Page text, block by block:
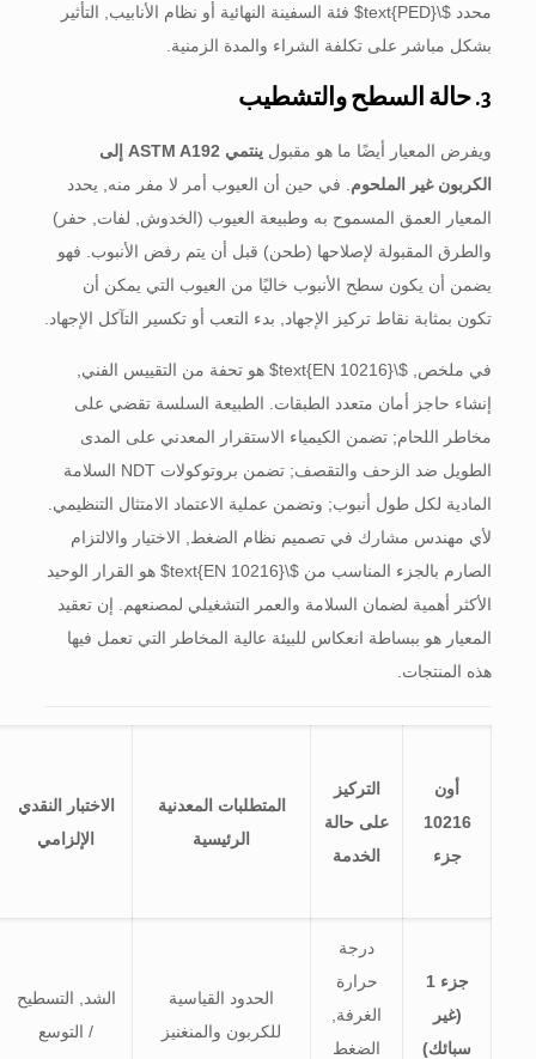
محدد $\text{PED}$
فئة السفينة النهائية أو نظام الأنابيب, التأثير
بشكل مباشر على تكلفة الشراء والمدة الزمنية.
3. حالة السطح والتشطيب
ويفرض المعيار أيضًا ما هو مقبول
ينتمي ASTM A192 إلى
الكربون غير الملحوم . في حين أن العيوب أمر لا مفر منه, يحدد
المعيار العمق المسموح به وطبيعة العيوب (الخدوش, لفات, حفر)
والطرق المقبولة لإصلاحها (طحن) قبل أن يتم رفض الأنبوب. فهو
يضمن أن يكون سطح الأنبوب خاليًا من العيوب التي يمكن أن
تكون بمثابة نقاط تركيز الإجهاد, بدء التعب أو تكسير التآكل الإجهاد.
في ملخص, $\text{EN 10216}$
هو تحفة من التقييس الفني,
إنشاء حاجز أمان متعدد الطبقات. الطبيعة السلسة تقضي على
مخاطر اللحام; تضمن الكيمياء الاستقرار المعدني على المدى
الطويل ضد الزحف والتقصف; تضمن بروتوكولات NDT السلامة
المادية لكل طول أنبوب; وتضمن عملية الاعتماد الامتثال التنظيمي.
لأي مهندس مشارك في تصميم نظام الضغط, الاختيار والالتزام
الصارم بالجزء المناسب من $\text{EN 10216}$
هو القرار الوحيد
الأكثر أهمية لضمان السلامة والعمر التشغيلي لمصنعهم. إن تعقيد
المعيار هو ببساطة انعكاس للبيئة عالية المخاطر التي تعمل فيها
هذه المنتجات.
أون
10216
جزء
التركيز
على حالة
الخدمة
المتطلبات المعدنية
الرئيسية
الاختبار النقدي
الإلزامي
جزء 1
(غير
سبائك)
درجة
حرارة
الغرفة,
الضغط
الحدود القياسية
للكربون والمنغنيز
الشد, التسطيح
/ التوسع